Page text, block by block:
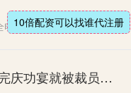
10倍配资可以找谁代注册
电配资
股票小账户配资平台 太残忍了！刚开完庆功宴就被裁员 007开发者自曝经历